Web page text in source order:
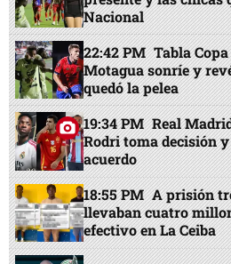
Nacional
22:42 PM Tabla
Motagua sonríe y
quedó la pelea
19:34 PM Real
Rodri toma decisión
acuerdo
18:55 PM A prisión
llevaban cuatro
efectivo en La Ceiba